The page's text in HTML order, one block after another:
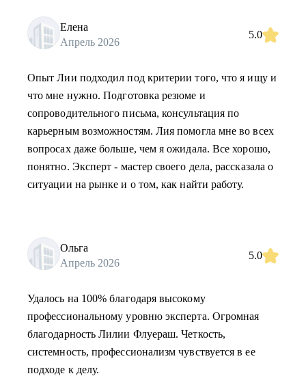
Елена
Апрель 2026
5.0
Опыт Лии подходил под критерии того, что я ищу и
что мне нужно. Подготовка резюме и
сопроводительного письма, консультация по
карьерным возможностям. Лия помогла мне во всех
вопросах даже больше, чем я ожидала. Все хорошо,
понятно. Эксперт - мастер своего дела, рассказала о
ситуации на рынке и о том, как найти работу.
Ольга
Апрель 2026
5.0
Удалось на 100% благодаря высокому
профессиональному уровню эксперта. Огромная
благодарность Лилии Флуераш. Четкость,
системность, профессионализм чувствуется в ее
подходе к делу.